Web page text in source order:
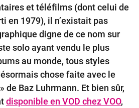
et téléfilms (dont celui de
en 1979), il n’existait pas
digne de ce nom sur
solo ayant vendu le plus
au monde, tous styles
chose faite avec le
de Baz Luhrmann. Et bien sûr,
disponible en VOD chez VOO,